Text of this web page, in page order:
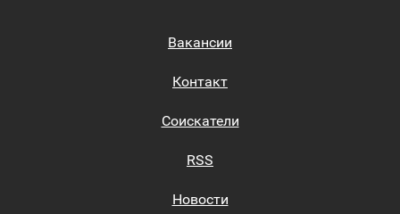
Вакансии
Контакт
Соискатели
RSS
Новости